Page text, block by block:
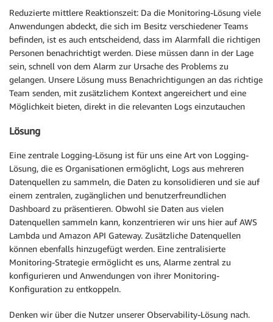
Reduzierte mittlere Reaktionszeit: Da die Monitoring-Lösung viele
Anwendungen abdeckt, die sich im Besitz verschiedener Teams
befinden, ist es auch entscheidend, dass im Alarmfall die richtigen
Personen benachrichtigt werden. Diese müssen dann in der Lage
sein, schnell von dem Alarm zur Ursache des Problems zu
gelangen. Unsere Lösung muss Benachrichtigungen an das richtige
Team senden, mit zusätzlichem Kontext angereichert und eine
Möglichkeit bieten, direkt in die relevanten Logs einzutauchen
Lösung
Eine zentrale Logging-Lösung ist für uns eine Art von Logging-
Lösung, die es Organisationen ermöglicht, Logs aus mehreren
Datenquellen zu sammeln, die Daten zu konsolidieren und sie auf
einem zentralen, zugänglichen und benutzerfreundlichen
Dashboard zu präsentieren. Obwohl sie Daten aus vielen
Datenquellen sammeln kann, konzentrieren wir uns hier auf AWS
Lambda und Amazon API Gateway. Zusätzliche Datenquellen
können ebenfalls hinzugefügt werden. Eine zentralisierte
Monitoring-Strategie ermöglicht es uns, Alarme zentral zu
konfigurieren und Anwendungen von ihrer Monitoring-
Konfiguration zu entkoppeln.
Denken wir über die Nutzer unserer Observability-Lösung nach.